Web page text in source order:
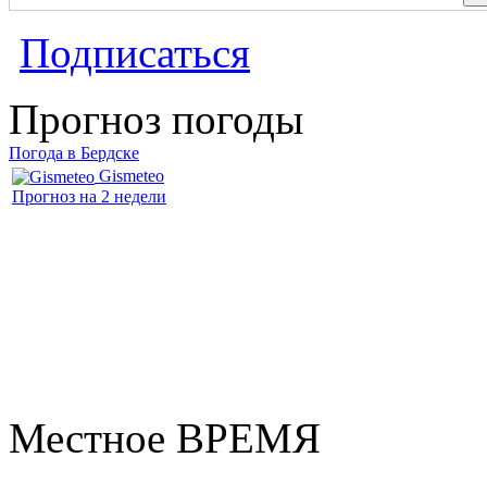
Подписаться
Прогноз погоды
Погода в Бердске
Gismeteo
Прогноз на 2 недели
Местное ВРЕМЯ